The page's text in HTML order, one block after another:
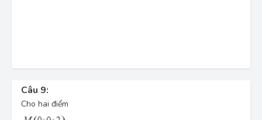
Câu 9:
Cho hai điểm